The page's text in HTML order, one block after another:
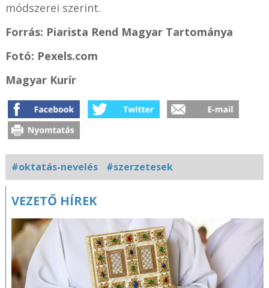
módszerei szerint.
Forrás: Piarista Rend Magyar Tartománya
Fotó: Pexels.com
Magyar Kurír
#oktatás-nevelés #szerzetesek
Kapcsolódó
VEZETŐ HÍREK